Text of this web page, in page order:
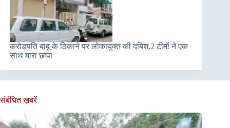
करोड़पति बाबू के ठिकाने पर लोकायुक्त की दबिश,2 टीमों ने एक
साथ मारा छापा
संबंधित ख़बरें